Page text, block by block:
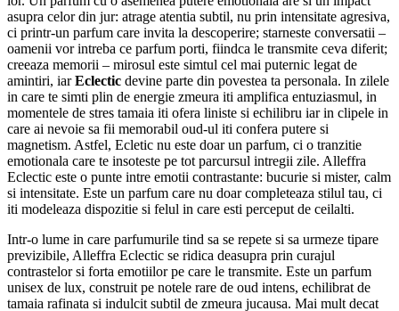
asupra celor din jur: atrage atentia subtil, nu prin intensitate agresiva,
ci printr-un parfum care invita la descoperire; starneste conversatii –
oamenii vor intreba ce parfum porti, fiindca le transmite ceva diferit;
creeaza memorii – mirosul este simtul cel mai puternic legat de
amintiri, iarEclectic devine parte din povestea ta personala. In zilele
in care te simti plin de energie zmeura iti amplifica entuziasmul, in
momentele de stres tamaia iti ofera liniste si echilibru iar in clipele in
care ai nevoie sa fii memorabil oud-ul iti confera putere si
magnetism. Astfel, Ecletic nu este doar un parfum, ci o tranzitie
emotionala care te insoteste pe tot parcursul intregii zile. Alleffra
Eclectic este o punte intre emotii contrastante: bucurie si mister, calm
si intensitate. Este un parfum care nu doar completeaza stilul tau, ci
iti modeleaza dispozitie si felul in care esti perceput de ceilalti.
Intr-o lume in care parfumurile tind sa se repete si sa urmeze tipare
previzibile, Alleffra Eclectic se ridica deasupra prin curajul
contrastelor si forta emotiilor pe care le transmite. Este un parfum
unisex de lux, construit pe notele rare de oud intens, echilibrat de
tamaia rafinata si indulcit subtil de zmeura jucausa. Mai mult decat